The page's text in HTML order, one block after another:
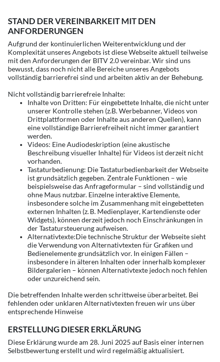
STAND DER VEREINBARKEIT MIT DEN
ANFORDERUNGEN
Aufgrund der kontinuierlichen Weiterentwicklung und der
Komplexität unseres Angebots ist diese Webseite aktuell teilweise
mit den Anforderungen der BITV 2.0 vereinbar. Wir sind uns
bewusst, dass noch nicht alle Bereiche unseres Angebots
vollständig barrierefrei sind und arbeiten aktiv an der Behebung.
Nicht vollständig barrierefreie Inhalte:
Inhalte von Dritten: Für eingebettete Inhalte, die nicht unter
unserer Kontrolle stehen (z.B. Werbebanner, Videos von
Drittplattformen oder Inhalte aus anderen Quellen), kann
eine vollständige Barrierefreiheit nicht immer garantiert
werden.
Videos: Eine Audiodeskription (eine akustische
Beschreibung visueller Inhalte) für Videos ist derzeit nicht
vorhanden.
Tastaturbedienung: Die Tastaturbedienbarkeit der Webseite
ist grundsätzlich gegeben. Zentrale Funktionen – wie
beispielsweise das Anfrageformular – sind vollständig und
ohne Maus nutzbar. Einzelne interaktive Elemente,
insbesondere solche im Zusammenhang mit eingebetteten
externen Inhalten (z. B. Medienplayer, Kartendienste oder
Widgets), können derzeit jedoch noch Einschränkungen in
der Tastatursteuerung aufweisen.
Alternativtexte:Die technische Struktur der Webseite sieht
die Verwendung von Alternativtexten für Grafiken und
Bedienelemente grundsätzlich vor. In einigen Fällen –
insbesondere in älteren Inhalten oder innerhalb komplexer
Bildergalerien – können Alternativtexte jedoch noch fehlen
oder unzureichend sein.
Die betreffenden Inhalte werden schrittweise überarbeitet. Bei
fehlenden oder unklaren Alternativtexten freuen wir uns über
entsprechende Hinweise
ERSTELLUNG DIESER ERKLÄRUNG
Diese Erklärung wurde am 28. Juni 2025 auf Basis einer internen
Selbstbewertung erstellt und wird regelmäßig aktualisiert.